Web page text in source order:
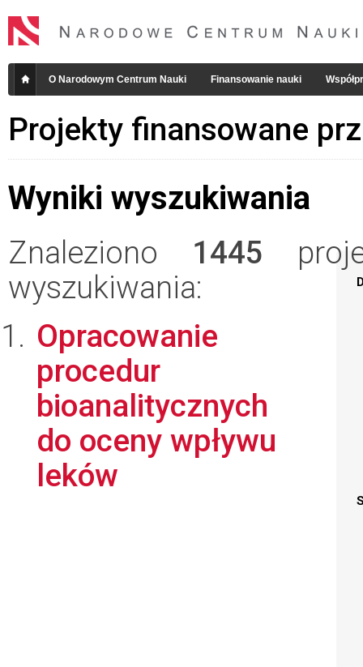
O Narodowym Centrum Nauki Finansowanie nauki
Projekty finansowane
Wyniki wyszukiwania
Znaleziono 1445
wyszukiwania:
Opracowanie
procedur
bioanalitycznych
do oceny wpływu
leków